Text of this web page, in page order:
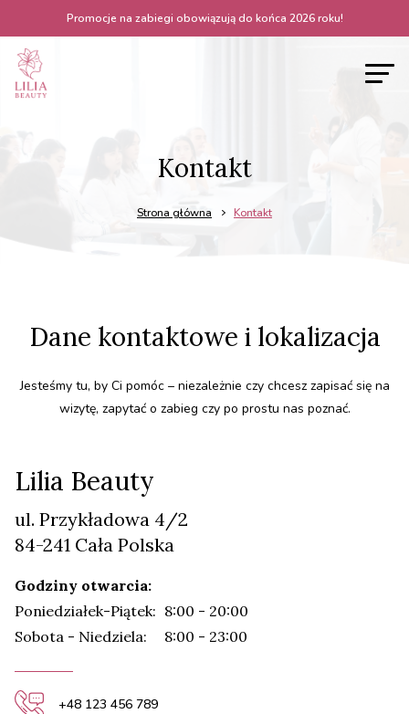
Promocje na zabiegi obowiązują do końca 2026 roku!
Kontakt
Strona główna Kontakt
Dane kontaktowe i lokalizacja
Jesteśmy tu, by Ci pomóc – niezależnie czy chcesz zapisać się na
wizytę, zapytać o zabieg czy po prostu nas poznać.
Lilia Beauty
ul. Przykładowa 4/2
84-241 Cała Polska
Godziny otwarcia:
Poniedziałek-Piątek: 8:00 - 20:00
Sobota - Niedziela:
8:00 - 23:00
+48 123 456 789